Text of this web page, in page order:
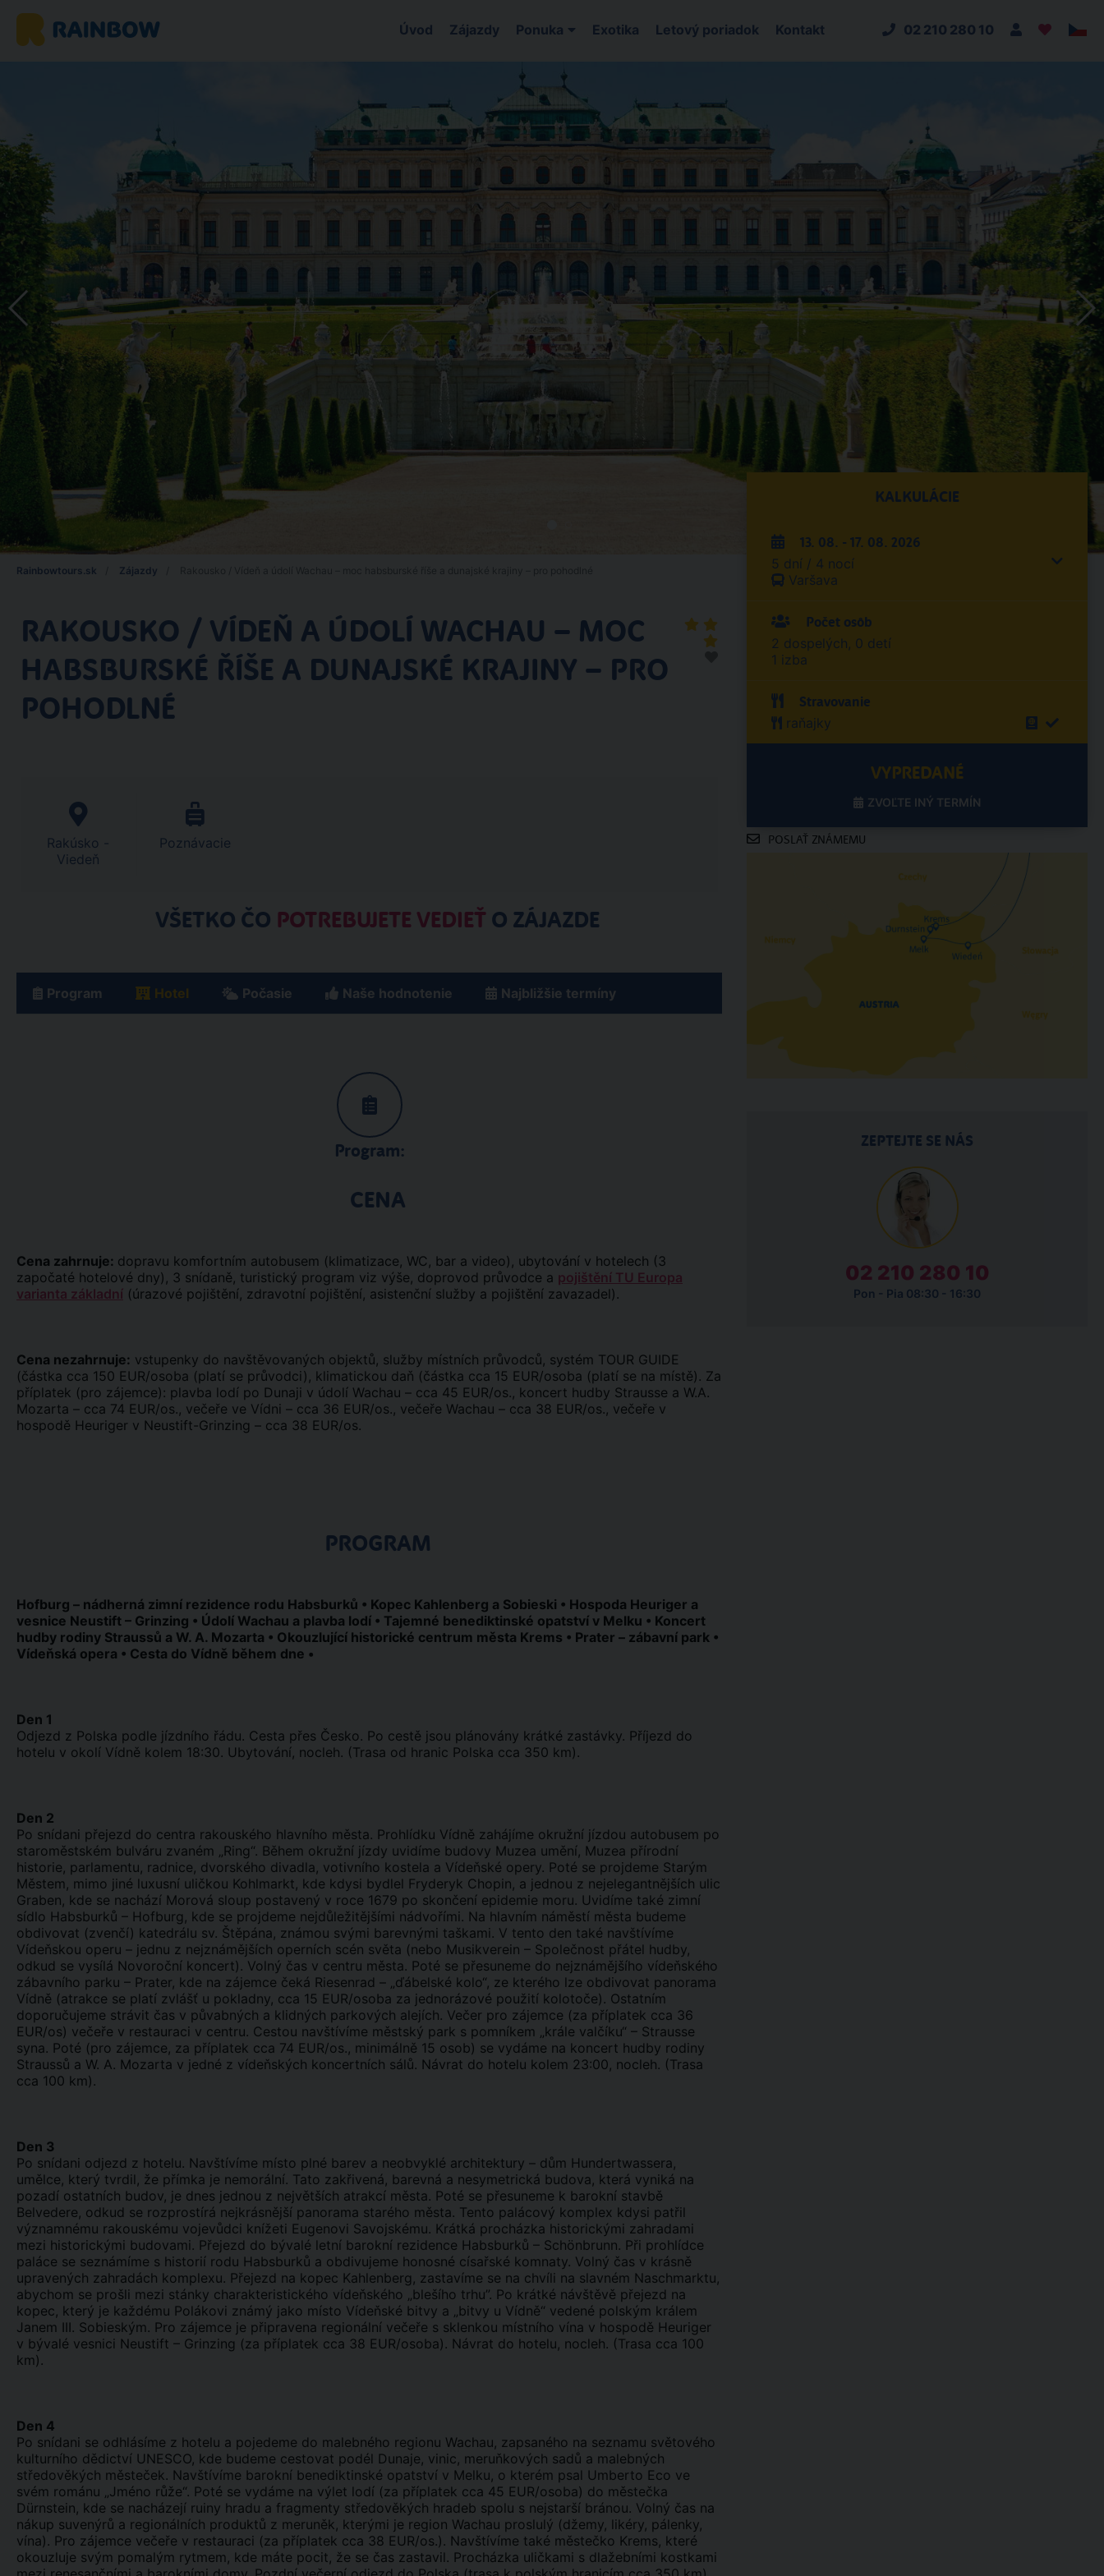
Úvod Zájazdy Ponuka Exotika Letový poriadok Kontakt 02 210 280 10
Rainbowtours.sk Zájazdy
RAKOUSKO / VÍDEŇ A ÚDOLÍ WACHAU – MOC
HABSBURSKÉ ŘÍŠE A DUNAJSKÉ KRAJINY – PRO
POHODLNÉ
Rakúsko -
Viedeň
Poznávacie
VŠETKO ČO POTREBUJETE VEDIEŤ O ZÁJAZDE
Program Hotel Počasie Naše hodnotenie Najbližšie termíny
Program:
CENA
Cena zahrnuje: dopravu komfortním autobusem (klimatizace, WC, bar a video), ubytování v hotelech (3
započaté hotelové dny), 3 snídaně, turistický program viz výše, doprovod průvodce a pojištění TU Europa
varianta základní (úrazové pojištění, zdravotní pojištění, asistenční služby a pojištění zavazadel).
Cena nezahrnuje: vstupenky do navštěvovaných objektů, služby místních průvodců, systém TOUR GUIDE
(částka cca 150 EUR/osoba (platí se průvodci), klimatickou daň (částka cca 15 EUR/osoba (platí se na místě). Za
příplatek (pro zájemce): plavba lodí po Dunaji v údolí Wachau – cca 45 EUR/os., koncert hudby Strausse a W.A.
Mozarta – cca 74 EUR/os., večeře ve Vídni – cca 36 EUR/os., večeře Wachau – cca 38 EUR/os., večeře v
hospodě Heuriger v Neustift-Grinzing – cca 38 EUR/os.
PROGRAM
Hofburg – nádherná zimní rezidence rodu Habsburků • Kopec Kahlenberg a Sobieski • Hospoda Heuriger a
vesnice Neustift – Grinzing • Údolí Wachau a plavba lodí • Tajemné benediktinské opatství v Melku • Koncert
hudby rodiny Straussů a W. A. Mozarta • Okouzlující historické centrum města Krems • Prater – zábavní park •
Vídeňská opera • Cesta do Vídně během dne •
Den 1
Odjezd z Polska podle jízdního řádu. Cesta přes Česko. Po cestě jsou plánovány krátké zastávky. Příjezd do
hotelu v okolí Vídně kolem 18:30. Ubytování, nocleh. (Trasa od hranic Polska cca 350 km).
Den 2
Po snídani přejezd do centra rakouského hlavního města. Prohlídku Vídně zahájíme okružní jízdou autobusem po
staroměstském bulváru zvaném „Ring“. Během okružní jízdy uvidíme budovy Muzea umění, Muzea přírodní
historie, parlamentu, radnice, dvorského divadla, votivního kostela a Vídeňské opery. Poté se projdeme Starým
Městem, mimo jiné luxusní uličkou Kohlmarkt, kde kdysi bydlel Fryderyk Chopin, a jednou z nejelegantnějších ulic
Graben, kde se nachází Morová sloup postavený v roce 1679 po skončení epidemie moru. Uvidíme také zimní
sídlo Habsburků – Hofburg, kde se projdeme nejdůležitějšími nádvořími. Na hlavním náměstí města budeme
obdivovat (zvenčí) katedrálu sv. Štěpána, známou svými barevnými taškami. V tento den také navštívíme
Vídeňskou operu – jednu z nejznámějších operních scén světa (nebo Musikverein – Společnost přátel hudby,
odkud se vysílá Novoroční koncert). Volný čas v centru města. Poté se přesuneme do nejznámějšího vídeňského
zábavního parku – Prater, kde na zájemce čeká Riesenrad – „ďábelské kolo“, ze kterého lze obdivovat panorama
Vídně (atrakce se platí zvlášť u pokladny, cca 15 EUR/osoba za jednorázové použití kolotoče). Ostatním
doporučujeme strávit čas v půvabných a klidných parkových alejích. Večer pro zájemce (za příplatek cca 36
EUR/os) večeře v restauraci v centru. Cestou navštívíme městský park s pomníkem „krále valčíku“ – Strausse
syna. Poté (pro zájemce, za příplatek cca 74 EUR/os., minimálně 15 osob) se vydáme na koncert hudby rodiny
Straussů a W. A. Mozarta v jedné z vídeňských koncertních sálů. Návrat do hotelu kolem 23:00, nocleh. (Trasa
cca 100 km).
Den 3
Po snídani odjezd z hotelu. Navštívíme místo plné barev a neobvyklé architektury – dům Hundertwassera,
umělce, který tvrdil, že přímka je nemorální. Tato zakřivená, barevná a nesymetrická budova, která vyniká na
pozadí ostatních budov, je dnes jednou z největších atrakcí města. Poté se přesuneme k barokní stavbě
Belvedere, odkud se rozprostírá nejkrásnější panorama starého města. Tento palácový komplex kdysi patřil
významnému rakouskému vojevůdci knížeti Eugenovi Savojskému. Krátká procházka historickými zahradami
mezi historickými budovami. Přejezd do bývalé letní barokní rezidence Habsburků – Schönbrunn. Při prohlídce
paláce se seznámíme s historií rodu Habsburků a obdivujeme honosné císařské komnaty. Volný čas v krásně
upravených zahradách komplexu. Přejezd na kopec Kahlenberg, zastavíme se na chvíli na slavném Naschmarktu,
abychom se prošli mezi stánky charakteristického vídeňského „blešího trhu”. Po krátké návštěvě přejezd na
kopec, který je každému Polákovi známý jako místo Vídeňské bitvy a „bitvy u Vídně“ vedené polským králem
Janem III. Sobieským. Pro zájemce je připravena regionální večeře s sklenkou místního vína v hospodě Heuriger
v bývalé vesnici Neustift – Grinzing (za příplatek cca 38 EUR/osoba). Návrat do hotelu, nocleh. (Trasa cca 100
km).
Den 4
Po snídani se odhlásíme z hotelu a pojedeme do malebného regionu Wachau, zapsaného na seznamu světového
kulturního dědictví UNESCO, kde budeme cestovat podél Dunaje, vinic, meruňkových sadů a malebných
středověkých městeček. Navštívíme barokní benediktinské opatství v Melku, o kterém psal Umberto Eco ve
svém románu „Jméno růže“. Poté se vydáme na výlet lodí (za příplatek cca 45 EUR/osoba) do městečka
Dürnstein, kde se nacházejí ruiny hradu a fragmenty středověkých hradeb spolu s nejstarší bránou. Volný čas na
nákup suvenýrů a regionálních produktů z meruněk, kterými je region Wachau proslulý (džemy, likéry, pálenky,
vína). Pro zájemce večeře v restauraci (za příplatek cca 38 EUR/os.). Navštívíme také městečko Krems, které
okouzluje svým pomalým rytmem, kde máte pocit, že se čas zastavil. Procházka uličkami s dlažebními kostkami
KALKULÁCIE
13. 08. - 17. 08. 2026
5 dní / 4 nocí
Varšava
Počet osôb
2 dospelých, 0 detí
1 izba
Stravovanie
raňajky
VYPREDANÉ
ZVOĽTE INÝ TERMÍN
POSLAŤ ZNÁMEMU
ZEPTEJTE SE NÁS
02 210 280 10
Pon - Pia 08:30 - 16:30